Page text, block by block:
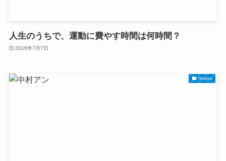
人生のうちで、運動に費やす時間は何時間？
2016年7月7日
fitness